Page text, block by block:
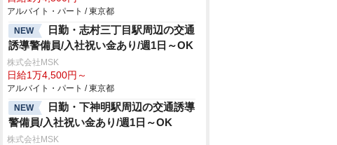
アルバイト・パート / 東京都
NEW
日勤・志村三丁目駅周辺の交通
誘導警備員/入社祝い金あり/週1日～OK
株式会社MSK
日給1万4,500円～
アルバイト・パート / 東京都
NEW
日勤・下神明駅周辺の交通誘導
警備員/入社祝い金あり/週1日～OK
株式会社MSK